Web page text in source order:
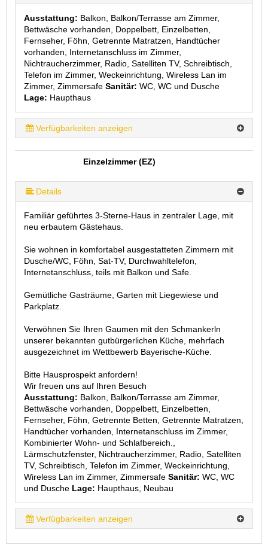
Ausstattung: Balkon, Balkon/Terrasse am Zimmer,
Bettwäsche vorhanden, Doppelbett, Einzelbetten,
Fernseher, Föhn, Getrennte Matratzen, Handtücher
vorhanden, Internetanschluss im Zimmer,
Nichtraucherzimmer, Radio, Satelliten TV, Schreibtisch,
Telefon im Zimmer, Weckeinrichtung, Wireless Lan im
Zimmer, Zimmersafe Sanitär: WC, WC und Dusche
Lage: Haupthaus
Verfügbarkeiten anzeigen
Einzelzimmer (EZ)
Details
Familiär geführtes 3-Sterne-Haus in zentraler Lage, mit
neu erbautem Gästehaus.
Sie wohnen in komfortabel ausgestatteten Zimmern mit
Dusche/WC, Föhn, Sat-TV, Durchwahltelefon,
Internetanschluss, teils mit Balkon und Safe.
Gemütliche Gasträume, Garten mit Liegewiese und
Parkplatz.
Verwöhnen Sie Ihren Gaumen mit den Schmankerln
unserer bekannten gutbürgerlichen Küche, mehrfach
ausgezeichnet im Wettbewerb Bayerische-Küche.
Bitte Hausprospekt anfordern!
Wir freuen uns auf Ihren Besuch
Ausstattung: Balkon, Balkon/Terrasse am Zimmer,
Bettwäsche vorhanden, Doppelbett, Einzelbetten,
Fernseher, Föhn, Getrennte Betten, Getrennte Matratzen,
Handtücher vorhanden, Internetanschluss im Zimmer,
Kombinierter Wohn- und Schlafbereich.,
Lärmschutzfenster, Nichtraucherzimmer, Radio, Satelliten
TV, Schreibtisch, Telefon im Zimmer, Weckeinrichtung,
Wireless Lan im Zimmer, Zimmersafe Sanitär: WC, WC
und Dusche Lage: Haupthaus, Neubau
Verfügbarkeiten anzeigen